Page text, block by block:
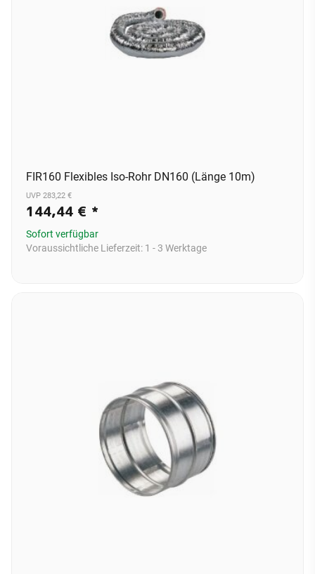
FIR160 Flexibles Iso-Rohr DN160 (Länge 10m)
UVP 283,22 €
144,44 € *
Sofort verfügbar
Voraussichtliche Lieferzeit: 1 - 3 Werktage